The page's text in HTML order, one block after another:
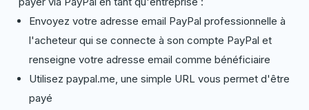
Envoyez votre adresse email PayPal professionnelle à
l'acheteur qui se connecte à son compte PayPal et
renseigne votre adresse email comme bénéficiaire
Utilisez paypal.me, une simple URL vous permet d'être
payé